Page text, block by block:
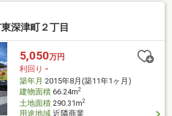
深津町２丁目
5,050万円
利回り -
築年月 2015年8月(築11年1ヶ月)
建物面積66.24m2
土地面積290.31m2
用途地域近隣商業